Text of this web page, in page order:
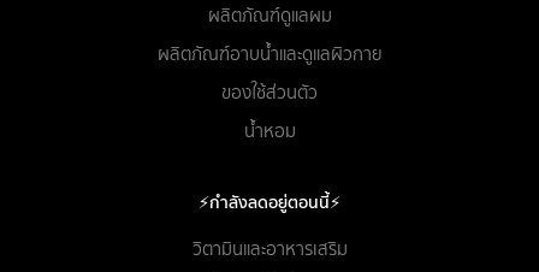
ผลิตภัณฑ์ดูแลผม
ผลิตภัณฑ์อาบน้ำและดูแลผิวกาย
ของใช้ส่วนตัว
น้ำหอม
⚡กำลังลดอยู่ตอนนี้⚡
วิตามินและอาหารเสริม